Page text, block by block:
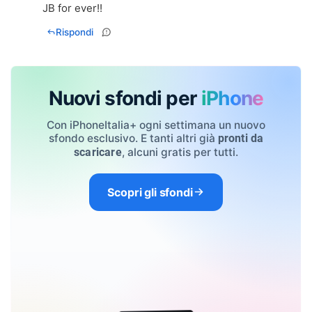
Rispondi
Nuovi sfondi per iPhone
Con iPhoneItalia+ ogni settimana un nuovo
sfondo esclusivo. E tanti altri già pronti da
scaricare, alcuni gratis per tutti.
Scopri gli sfondi